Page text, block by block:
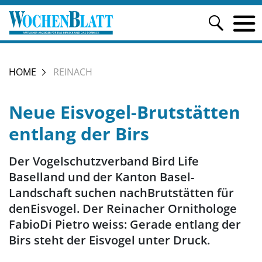
HOME REINACH
Neue Eisvogel-Brutstätten
entlang der Birs
Der Vogelschutzverband Bird Life
Baselland und der Kanton Basel-
Landschaft suchen nachBrutstätten für
denEisvogel. Der Reinacher Ornithologe
FabioDi Pietro weiss: Gerade entlang der
Birs steht der Eisvogel unter Druck.